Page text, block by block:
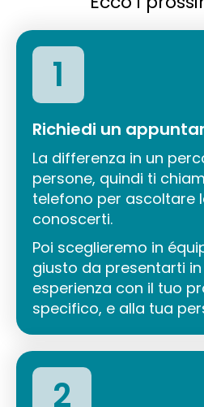
1
Richiedi un
La differenza in un
persone, quindi ti
telefono per ascoltare
conoscerti.
Poi sceglieremo in
giusto da presentarti
esperienza con il tuo
specifico, e alla tua
2